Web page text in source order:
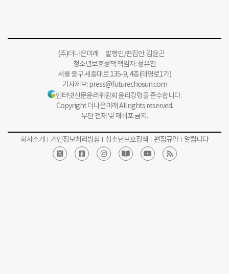
(주)더나은미래 발행인/편집인: 김윤곤
청소년보호정책 책임자: 정유진
서울 중구 세종대로 135-9, 4층(태평로1가)
기사제보:press@futurechosun.com
인터넷신문윤리위원회 윤리강령을 준수합니다.
Copyright 더나은미래 All rights reserved.
무단 전재 및 재배포 금지.
회사소개 개인정보처리방침 청소년보호정책 편집규약 알립니다